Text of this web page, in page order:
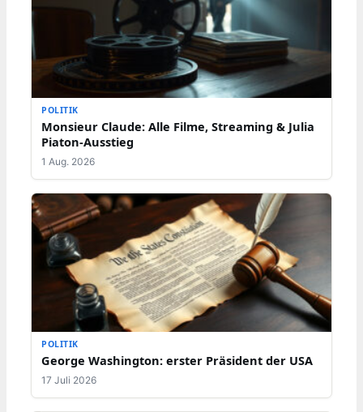
POLITIK
Monsieur Claude: Alle Filme, Streaming & Julia
Piaton-Ausstieg
1 Aug. 2026
POLITIK
George Washington: erster Präsident der USA
17 Juli 2026